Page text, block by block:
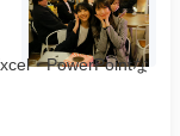
・PowerPointな